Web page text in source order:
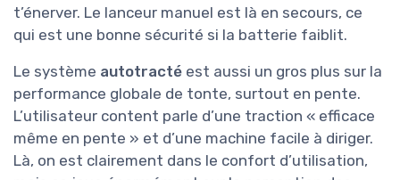
t’énerver. Le lanceur manuel est là en secours, ce
qui est une bonne sécurité si la batterie faiblit.
Le système autotracté est aussi un gros plus sur la
performance globale de tonte, surtout en pente.
L’utilisateur content parle d’une traction « efficace
même en pente » et d’une machine facile à diriger.
Là, on est clairement dans le confort d’utilisation,